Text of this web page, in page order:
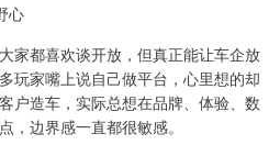
心
家都喜欢谈开放，但真正能让车企放
玩家嘴上说自己做平台，心里想的却
户造车，实际总想在品牌、体验、数
，边界感一直都很敏感。